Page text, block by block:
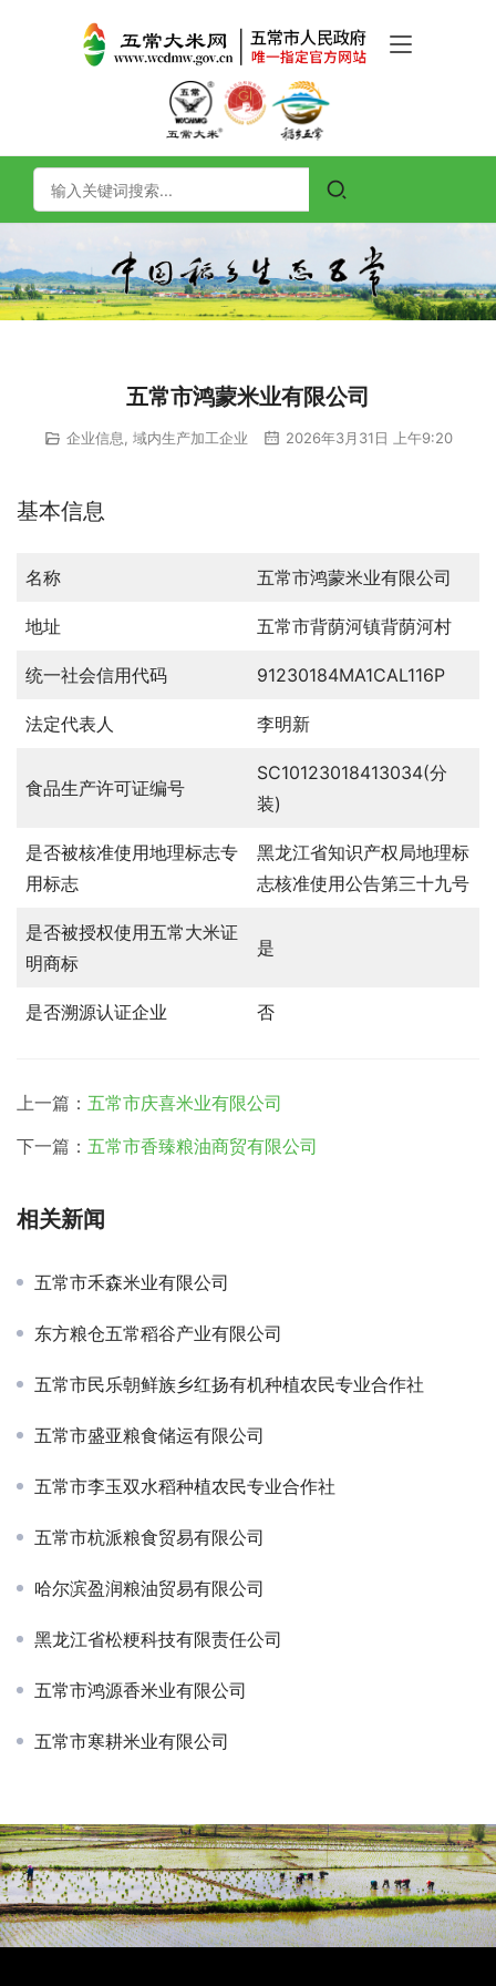
五常市鸿蒙米业有限公司
企业信息 域内生产加工企业 2026年3月31日 上午9:20
基本信息
名称 五常市鸿蒙米业有限公司
地址 五常市背荫河镇背荫河村
统一社会信用代码 91230184MA1CAL116P
法定代表人 李明新
食品生产许可证编号
SC10123018413034(分
装)
是否被核准使用地理标志专
用标志
黑龙江省知识产权局地理标
志核准使用公告第三十九号
是否被授权使用五常大米证
明商标
是
是否溯源认证企业 否
上一篇： 五常市庆喜米业有限公司
下一篇： 五常市香臻粮油商贸有限公司
相关新闻
五常市禾森米业有限公司
东方粮仓五常稻谷产业有限公司
五常市民乐朝鲜族乡红扬有机种植农民专业合作社
五常市盛亚粮食储运有限公司
五常市李玉双水稻种植农民专业合作社
五常市杭派粮食贸易有限公司
哈尔滨盈润粮油贸易有限公司
黑龙江省松粳科技有限责任公司
五常市鸿源香米业有限公司
五常市寒耕米业有限公司